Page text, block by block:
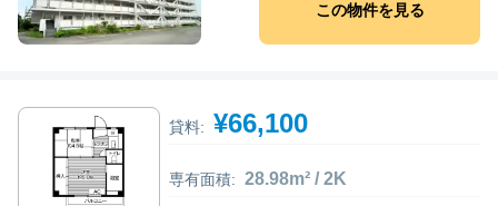
この物件を見る
貸料: ¥66,100
専有面積: 28.98m² / 2K